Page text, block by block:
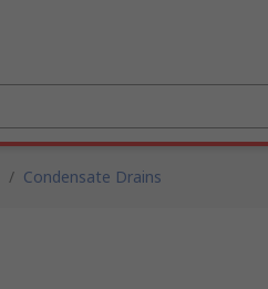
/ Condensate Drains